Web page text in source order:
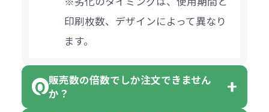
印刷枚数、デザインによって異なり
ます。
販売数の倍数でしか注文できません
か？